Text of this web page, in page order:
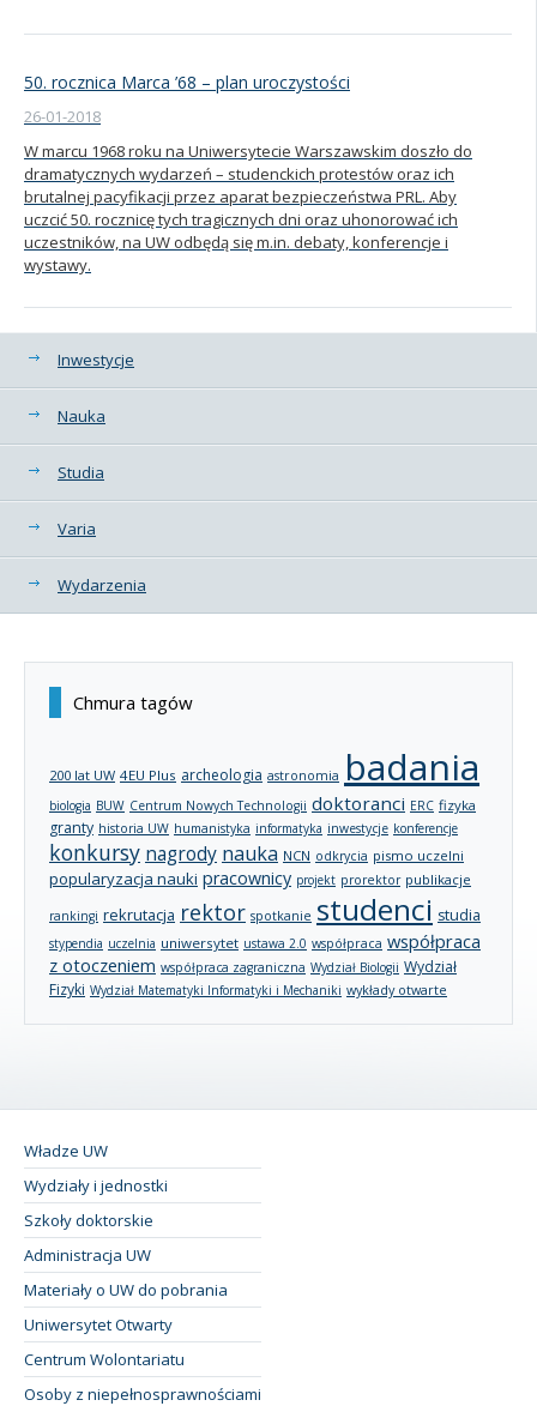
50. rocznica Marca ’68 – plan uroczystości
26-01-2018
W marcu 1968 roku na Uniwersytecie Warszawskim doszło do
dramatycznych wydarzeń – studenckich protestów oraz ich
brutalnej pacyfikacji przez aparat bezpieczeństwa PRL. Aby
uczcić 50. rocznicę tych tragicznych dni oraz uhonorować ich
uczestników, na UW odbędą się m.in. debaty, konferencje i
wystawy.
Kategorie
Inwestycje
Nauka
Studia
Varia
Wydarzenia
Chmura tagów
200 lat UW 4EU Plus archeologia astronomia badania
biologia BUW Centrum Nowych Technologii doktoranci ERC fizyka
granty historia UW humanistyka informatyka inwestycje konferencje
konkursy nagrody nauka NCN odkrycia pismo uczelni
popularyzacja nauki pracownicy projekt prorektor publikacje
rankingi rekrutacja rektor spotkanie studenci studia
stypendia uczelnia uniwersytet ustawa 2.0 współpraca współpraca
z otoczeniem współpraca zagraniczna Wydział Biologii Wydział
Fizyki Wydział Matematyki Informatyki i Mechaniki wykłady otwarte
Władze UW
Wydziały i jednostki
Szkoły doktorskie
Administracja UW
Materiały o UW do pobrania
Uniwersytet Otwarty
Centrum Wolontariatu
Osoby z niepełnosprawnościami